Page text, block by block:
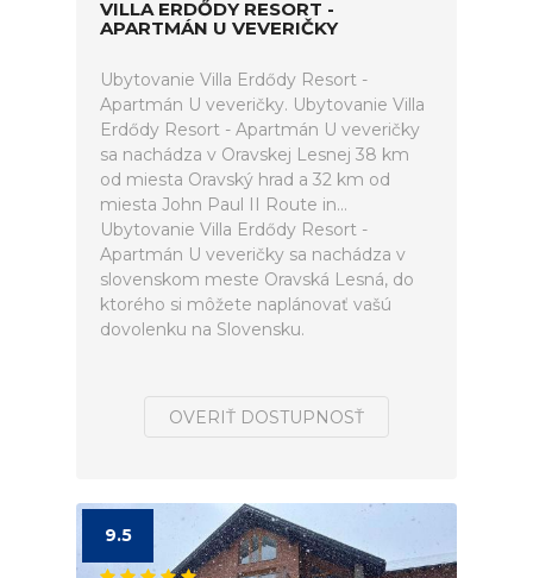
VILLA ERDŐDY RESORT -
APARTMÁN U VEVERIČKY
Ubytovanie Villa Erdődy Resort -
Apartmán U veveričky. Ubytovanie Villa
Erdődy Resort - Apartmán U veveričky
sa nachádza v Oravskej Lesnej 38 km
od miesta Oravský hrad a 32 km od
miesta John Paul II Route in...
Ubytovanie Villa Erdődy Resort -
Apartmán U veveričky sa nachádza v
slovenskom meste Oravská Lesná, do
ktorého si môžete naplánovať vašú
dovolenku na Slovensku.
OVERIŤ DOSTUPNOSŤ
9.5